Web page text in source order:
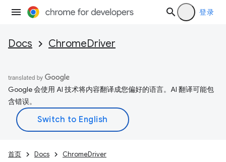
登录
Docs ChromeDriver
Google 会使用 AI 技术将内容翻译成您偏好的语言。AI 翻译可能包
含错误。
首页 Docs ChromeDriver